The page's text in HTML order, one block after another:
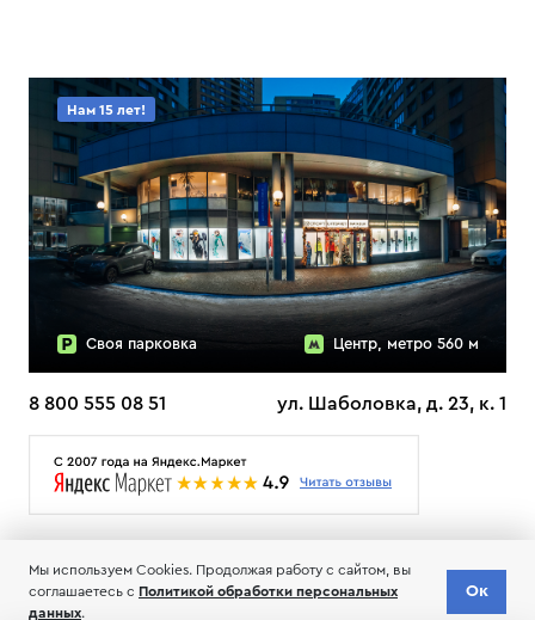
Доставка
Добавить в корзину
Нам 15 лет!
Своя парковка Центр, метро 560 м
8 800 555 08 51 ул. Шаболовка, д. 23, к. 1
Мы используем Cookies. Продолжая работу с сайтом, вы
соглашаетесь с Политикой обработки персональных
данных.
Ок